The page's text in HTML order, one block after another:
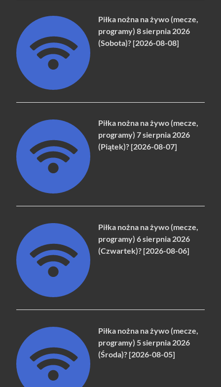
Piłka nożna na żywo (mecze,
programy) 8 sierpnia 2026
(Sobota)? [2026-08-08]
Piłka nożna na żywo (mecze,
programy) 7 sierpnia 2026
(Piątek)? [2026-08-07]
Piłka nożna na żywo (mecze,
programy) 6 sierpnia 2026
(Czwartek)? [2026-08-06]
Piłka nożna na żywo (mecze,
programy) 5 sierpnia 2026
(Środa)? [2026-08-05]